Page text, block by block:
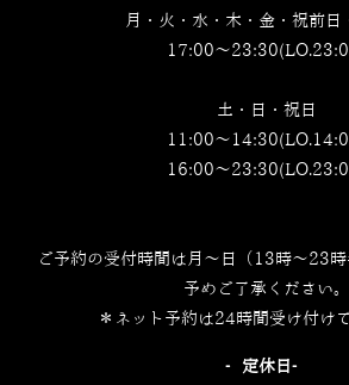
月・火・水・木・金・祝前日
17:00～
土・日・祝日
11:00～
16:00～
ご予約の受付時間は月～日（13時～23時
予めご了承ください。
＊ネット予約は24時間受け付け
‐定休日‐